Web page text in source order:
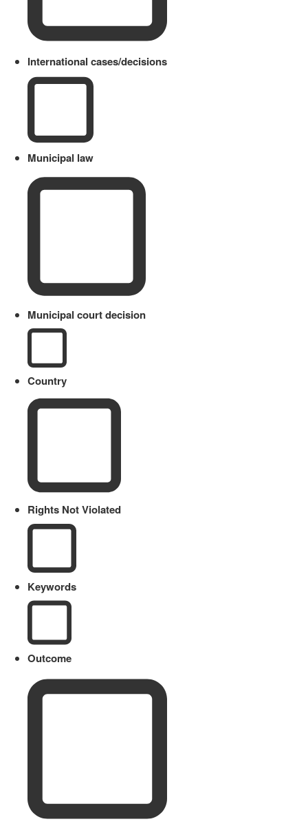
International cases/decisions
Municipal law
Municipal court decision
Country
Rights Not Violated
Keywords
Outcome